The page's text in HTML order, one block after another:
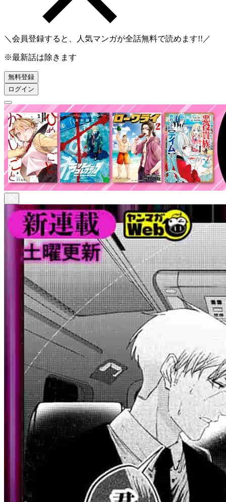
＼会員登録すると、人気マンガが全話無料で読めます!!／
※最新話は除きます
無料登録
ログイン